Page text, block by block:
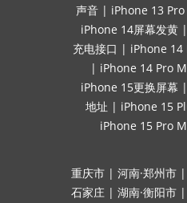
声音 | iPhone 13
iPhone 14屏幕发黄 |
充电接口 | iPhone 14
| iPhone 14 Pro
iPhone 15更换屏幕 |
地址 | iPhone 15
iPhone 15 Pro
重庆市 | 河南·郑州市 |
石家庄 | 湖南·衡阳市 |